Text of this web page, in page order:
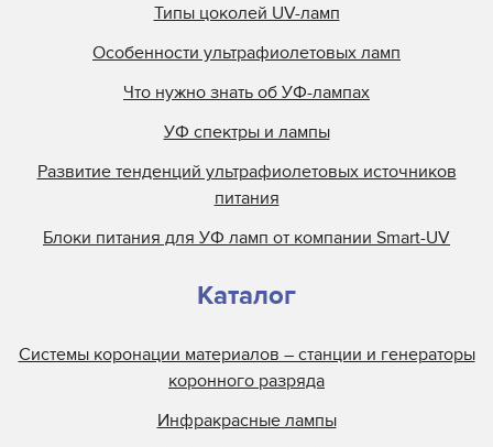
Типы цоколей UV-ламп
Особенности ультрафиолетовых ламп
Что нужно знать об УФ-лампах
УФ спектры и лампы
Развитие тенденций ультрафиолетовых источников
питания
Блоки питания для УФ ламп от компании Smart-UV
Каталог
Системы коронации материалов – станции и генераторы
коронного разряда
Инфракрасные лампы